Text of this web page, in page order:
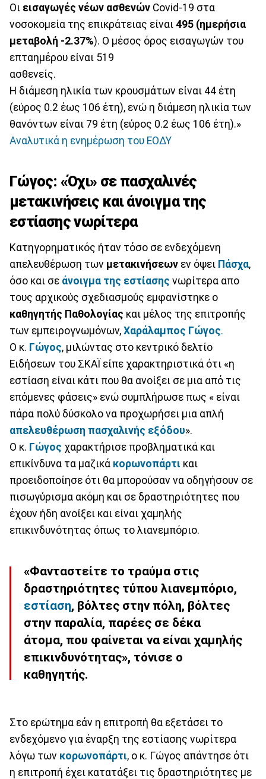
Οι εισαγωγές νέων ασθενών Covid-19 στα
νοσοκομεία της επικράτειας είναι 495 (ημερήσια
μεταβολή -2.37%). Ο μέσος όρος εισαγωγών του
επταημέρου είναι 519
ασθενείς.
Η διάμεση ηλικία των κρουσμάτων είναι 44 έτη
(εύρος 0.2 έως 106 έτη), ενώ η διάμεση ηλικία των
θανόντων είναι 79 έτη (εύρος 0.2 έως 106 έτη).»
Αναλυτικά η ενημέρωση του ΕΟΔΥ
Γώγος: «Όχι» σε πασχαλινές
μετακινήσεις και άνοιγμα της
εστίασης νωρίτερα
Κατηγορηματικός ήταν τόσο σε ενδεχόμενη
απελευθέρωση των μετακινήσεων εν όψει Πάσχα,
όσο και σε άνοιγμα της εστίασης νωρίτερα απο
τους αρχικούς σχεδιασμούς εμφανίστηκε ο
καθηγητής Παθολογίας και μέλος της επιτροπής
των εμπειρογνωμόνων, Χαράλαμπος Γώγος.
Ο κ. Γώγος, μιλώντας στο κεντρικό δελτίο
Ειδήσεων του ΣΚΑΪ είπε χαρακτηριστικά ότι «η
εστίαση είναι κάτι που θα ανοίξει σε μια από τις
επόμενες φάσεις» ενώ συμπλήρωσε πως « είναι
πάρα πολύ δύσκολο να προχωρήσει μια απλή
απελευθέρωση πασχαλινής εξόδου».
Ο κ. Γώγος χαρακτήρισε προβληματικά και
επικίνδυνα τα μαζικά κορωνοπάρτι και
προειδοποίησε ότι θα μπορούσαν να οδηγήσουν σε
πισωγύρισμα ακόμη και σε δραστηριότητες που
έχουν ήδη ανοίξει και είναι χαμηλής
επικινδυνότητας όπως το λιανεμπόριο.
«Φανταστείτε το τραύμα στις
δραστηριότητες τύπου λιανεμπόριο,
εστίαση, βόλτες στην πόλη, βόλτες
στην παραλία, παρέες σε δέκα
άτομα, που φαίνεται να είναι χαμηλής
επικινδυνότητας», τόνισε ο
καθηγητής.
Στο ερώτημα εάν η επιτροπή θα εξετάσει το
ενδεχόμενο για έναρξη της εστίασης νωρίτερα
λόγω των κορωνοπάρτι, ο κ. Γώγος απάντησε ότι
η επιτροπή έχει κατατάξει τις δραστηριότητες με